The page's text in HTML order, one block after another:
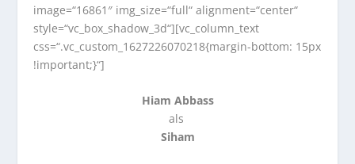
image=“16861″ img_size=“full“ alignment=“center“
style=“vc_box_shadow_3d“][vc_column_text
css=“.vc_custom_1627226070218{margin-bottom: 15px
!important;}“]
Hiam Abbass
als
Siham